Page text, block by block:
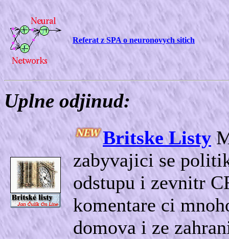
Referat z SPA o neuronovych sitich
Uplne odjinud:
Britske Listy
zabyvajici se
odstupu i zevnitr
komentare ci
domova i ze